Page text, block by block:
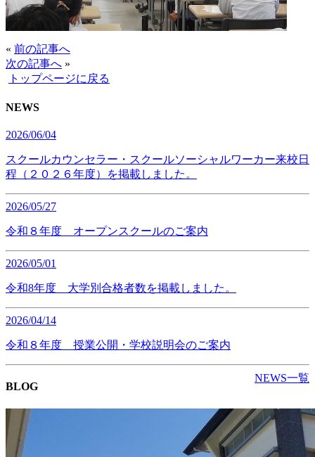
« 前の記事へ
次の記事へ »
トップページに戻る
NEWS
2026/06/04
スクールカウンセラー・スクールソーシャルワーカー来校日
程（２０２６年度）を掲載しました。
2026/05/27
令和８年度 オープンスクールのご案内
2026/05/01
令和8年度 大学別合格者数を掲載しました。
2026/04/14
令和８年度 授業公開・学校説明会のご案内
NEWS一覧
BLOG